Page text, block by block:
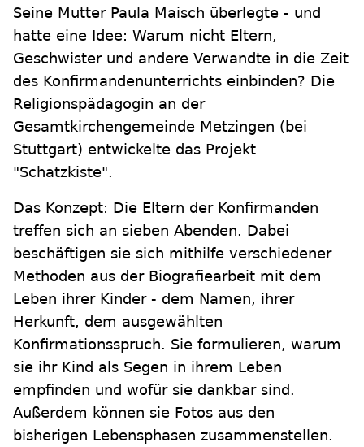
Seine Mutter Paula Maisch überlegte - und
hatte eine Idee: Warum nicht Eltern,
Geschwister und andere Verwandte in die Zeit
des Konfirmandenunterrichts einbinden? Die
Religionspädagogin an der
Gesamtkirchengemeinde Metzingen (bei
Stuttgart) entwickelte das Projekt
"Schatzkiste".
Das Konzept: Die Eltern der Konfirmanden
treffen sich an sieben Abenden. Dabei
beschäftigen sie sich mithilfe verschiedener
Methoden aus der Biografiearbeit mit dem
Leben ihrer Kinder - dem Namen, ihrer
Herkunft, dem ausgewählten
Konfirmationsspruch. Sie formulieren, warum
sie ihr Kind als Segen in ihrem Leben
empfinden und wofür sie dankbar sind.
Außerdem können sie Fotos aus den
bisherigen Lebensphasen zusammenstellen.